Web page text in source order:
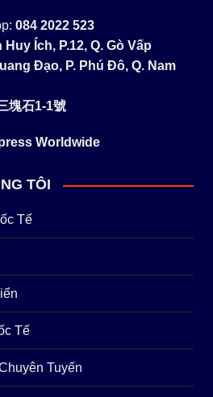
084 2022 523
Ích, P.12, Q. Gò Vấp
Đạo, P. Phú Đô, Q. Nam
塊石1-1號
Worldwide
TÔI
Tế
Tế
Tuyến